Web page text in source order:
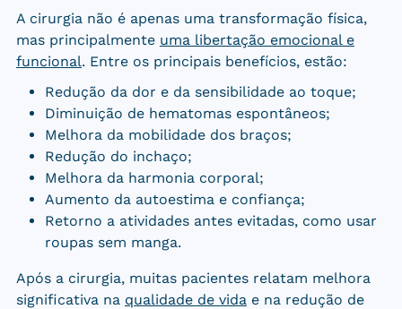
A cirurgia não é apenas uma transformação física,
mas principalmente uma libertação emocional e
funcional. Entre os principais benefícios, estão:
Redução da dor e da sensibilidade ao toque;
Diminuição de hematomas espontâneos;
Melhora da mobilidade dos braços;
Redução do inchaço;
Melhora da harmonia corporal;
Aumento da autoestima e confiança;
Retorno a atividades antes evitadas, como usar
roupas sem manga.
Após a cirurgia, muitas pacientes relatam melhora
significativa na qualidade de vidae na redução de